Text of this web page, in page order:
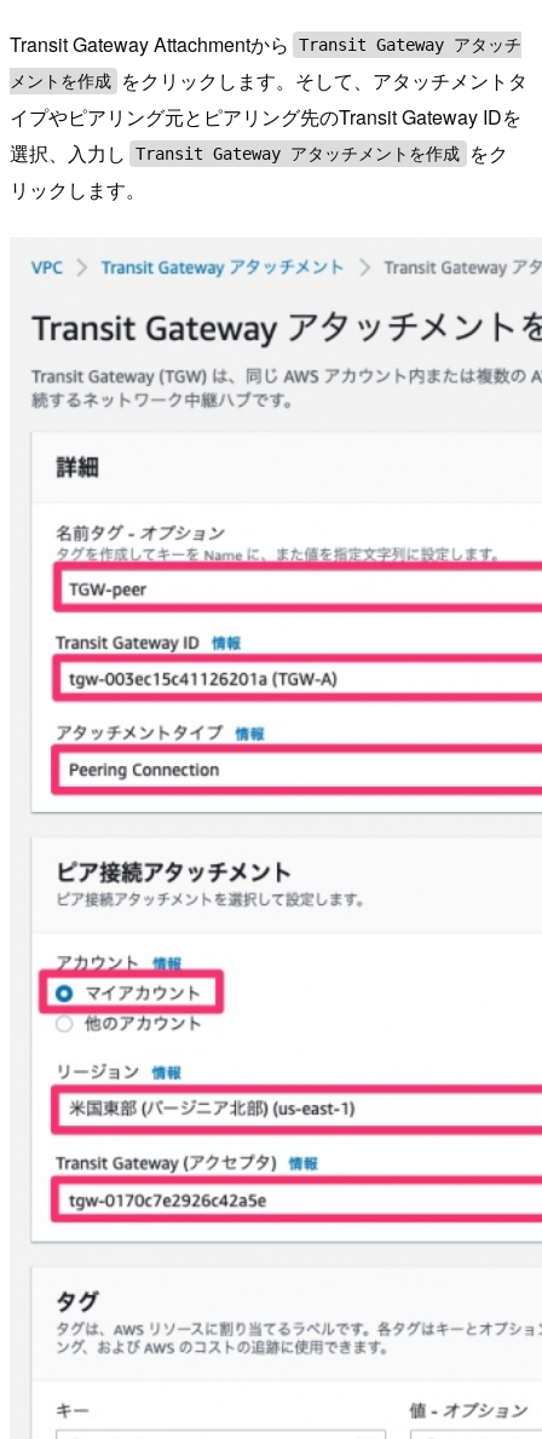
Transit Gateway Attachmentから
Transit Gateway アタッチ
メントを作成
をクリックします。そして、アタッチメントタ
イプやピアリング元とピアリング先のTransit Gateway IDを
選択、入力し
Transit Gateway アタッチメントを作成
をク
リックします。